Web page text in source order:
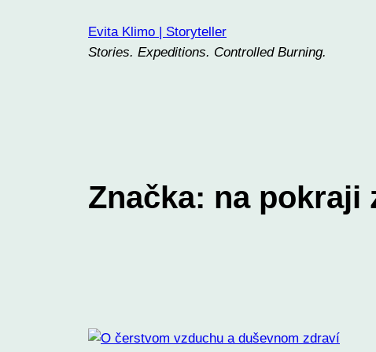
Evita Klimo | Storyteller
Stories. Expeditions. Controlled Burning.
Značka: na pokraji